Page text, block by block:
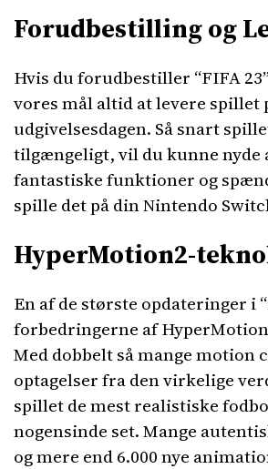
Forudbestilling og
Hvis du forudbestiller “FIFA
vores mål altid at levere spillet
udgivelsesdagen. Så snart
tilgængeligt, vil du kunne nyde
fantastiske funktioner og
spille det på din Nintendo
HyperMotion2-
En af de største opdateringer i
forbedringerne af
Med dobbelt så mange motion
optagelser fra den virkelige
spillet de mest realistiske
nogensinde set. Mange
og mere end 6.000 nye